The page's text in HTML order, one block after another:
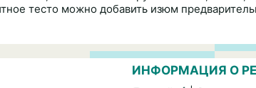
тесто можно добавить изюм
ИНФОРМАЦИЯ О